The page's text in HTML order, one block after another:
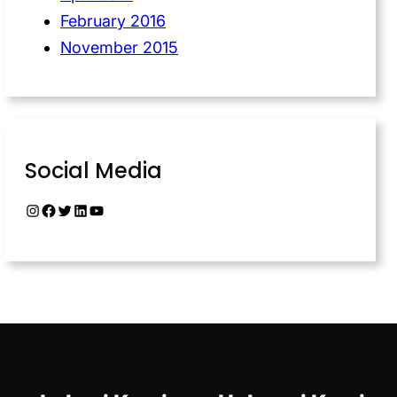
February 2016
November 2015
Social Media